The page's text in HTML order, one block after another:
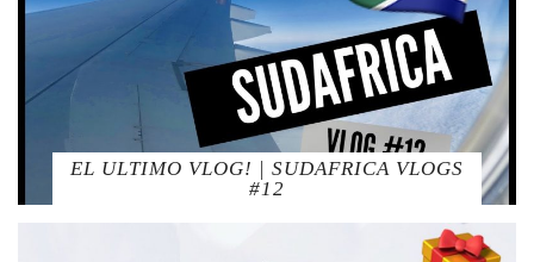
EL ULTIMO VLOG! | SUDAFRICA VLOGS
#12